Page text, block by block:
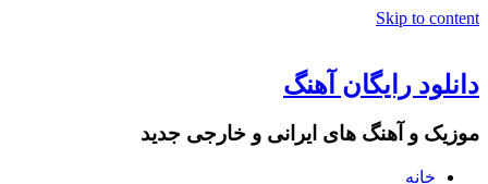
Skip to content
دانلود رایگان آهنگ
موزیک و آهنگ های ایرانی و خارجی جدید
خانه